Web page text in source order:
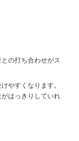
の打ち合わせがス
やすくなります。
はっきりしていれ